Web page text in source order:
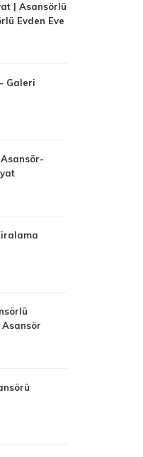
| Asansörlü
Evden Eve
Galeri